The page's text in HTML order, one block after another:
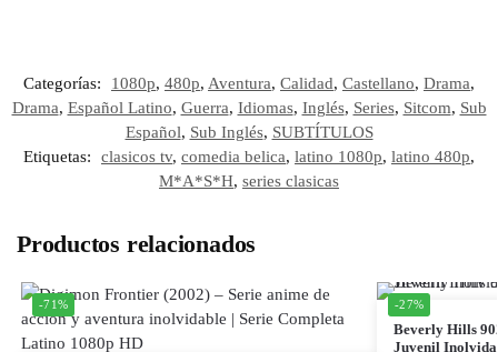
Categorías: 1080p, 480p, Aventura, Calidad, Castellano, Drama,
Drama, Español Latino, Guerra, Idiomas, Inglés, Series, Sitcom, Sub
Español, Sub Inglés, SUBTÍTULOS
Etiquetas:
clasicos tv, comedia belica, latino 1080p, latino 480p,
M*A*S*H, series clasicas
Productos relacionados
-71% -27%
Beverly Hills
Juvenil